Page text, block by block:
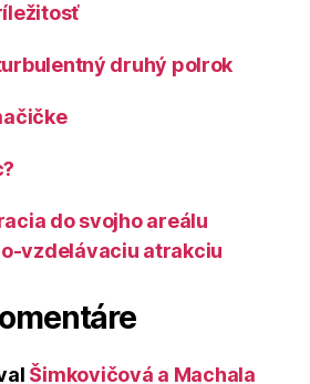
druhý polrok
do svojho areálu
vzdelávaciu atrakciu
Šimkovičová a Machala